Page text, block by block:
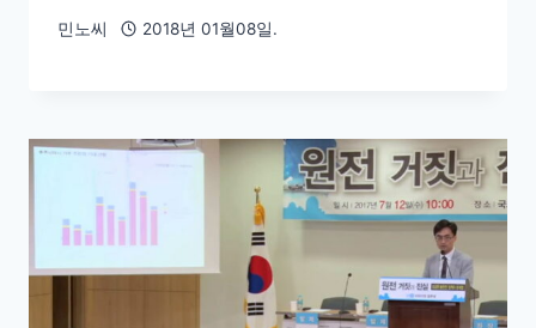
민노씨 2018년 01월08일.